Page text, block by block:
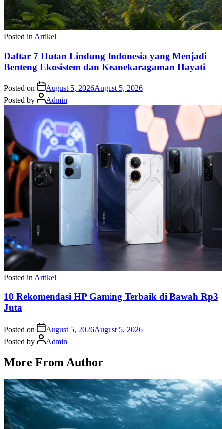
Posted in Artikel
Daftar 7 Hutan Lindung Indonesia yang Menjadi
Benteng Ekosistem dan Keanekaragaman Hayati
Posted on August 5, 2026August 5, 2026
Posted by
Admin
Posted in Artikel
10 Rekomendasi HP Gaming Terbaik di Bawah Rp3
Juta
Posted on August 5, 2026August 5, 2026
Posted by
Admin
More From Author